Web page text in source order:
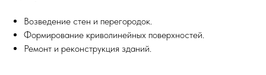
Возведение стен и перегородок.
Формирование криволинейных поверхностей.
Ремонт и реконструкция зданий.